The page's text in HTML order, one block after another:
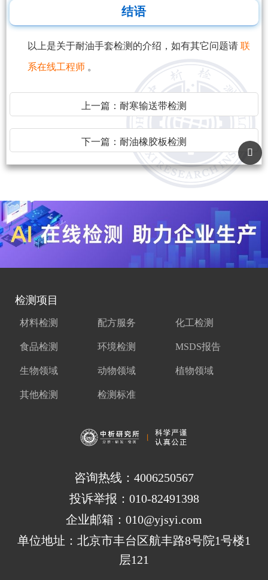
结语
以上是关于耐油手套检测的介绍，如有其它问题请 联
系在线工程师 。
上一篇： 耐寒输送带检测
下一篇： 耐油橡胶板检测
检测项目
材料检测 配方服务 化工检测
食品检测 环境检测 MSDS报告
生物领域 动物领域 植物领域
其他检测 检测标准
咨询热线：4006250567
投诉举报：010-82491398
企业邮箱：010@yjsyi.com
单位地址：北京市丰台区航丰路8号院1号楼1
层121